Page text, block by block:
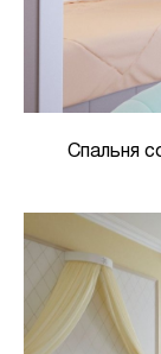
Спальня